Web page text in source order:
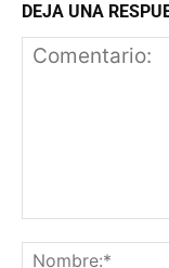
DEJA UNA